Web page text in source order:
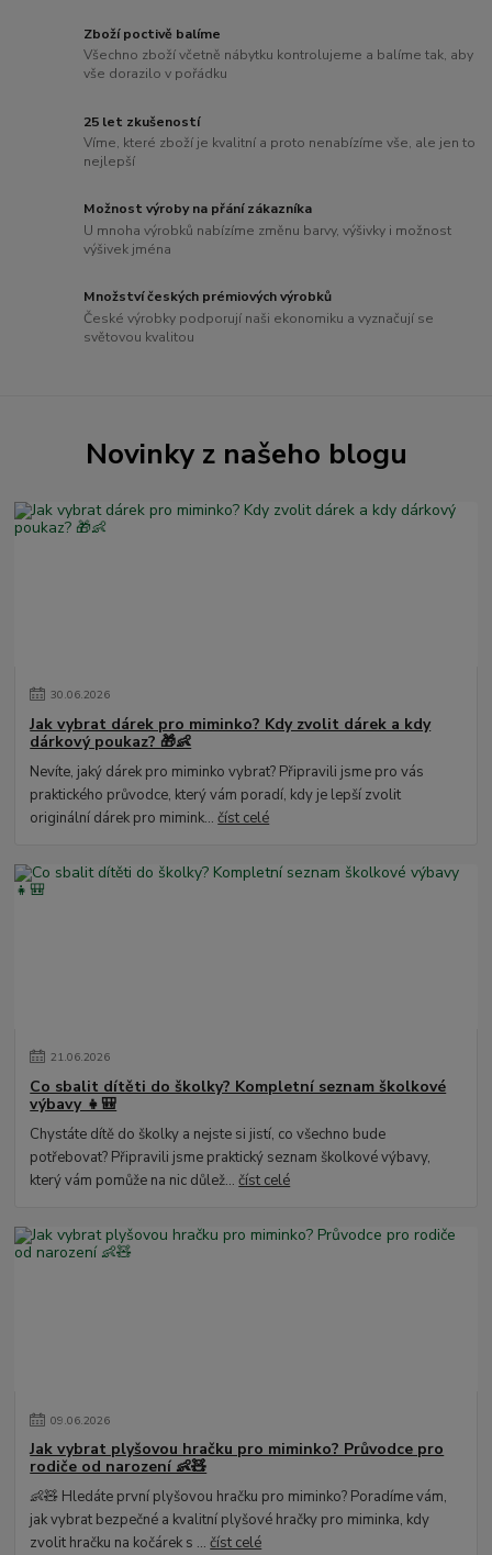
Zboží poctivě balíme
Všechno zboží včetně nábytku kontrolujeme a balíme tak, aby
vše dorazilo v pořádku
25 let zkušeností
Víme, které zboží je kvalitní a proto nenabízíme vše, ale jen to
nejlepší
Možnost výroby na přání zákazníka
U mnoha výrobků nabízíme změnu barvy, výšivky i možnost
výšivek jména
Množství českých prémiových výrobků
České výrobky podporují naši ekonomiku a vyznačují se
světovou kvalitou
Novinky z našeho blogu
30.06.2026
Jak vybrat dárek pro miminko? Kdy zvolit dárek a kdy
dárkový poukaz? 🎁👶
Nevíte, jaký dárek pro miminko vybrat? Připravili jsme pro vás
praktického průvodce, který vám poradí, kdy je lepší zvolit
originální dárek pro mimink...číst celé
21.06.2026
Co sbalit dítěti do školky? Kompletní seznam školkové
výbavy 👧🎒
Chystáte dítě do školky a nejste si jistí, co všechno bude
potřebovat? Připravili jsme praktický seznam školkové výbavy,
který vám pomůže na nic důlež...číst celé
09.06.2026
Jak vybrat plyšovou hračku pro miminko? Průvodce pro
rodiče od narození 👶🧸
👶🧸 Hledáte první plyšovou hračku pro miminko? Poradíme vám,
jak vybrat bezpečné a kvalitní plyšové hračky pro miminka, kdy
zvolit hračku na kočárek s ...číst celé